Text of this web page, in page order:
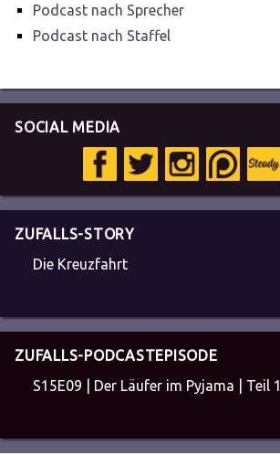
Podcast nach Sprecher
Podcast nach Staffel
SOCIAL MEDIA
ZUFALLS-STORY
Die Kreuzfahrt
ZUFALLS-PODCASTEPISODE
S15E09 | Der Läufer im Pyjama | Teil 1